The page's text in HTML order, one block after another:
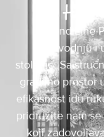
Mond Line
proizvodnju
stolarije. Sa
gradimo prostor
efikasnost idu
pridružite nam
koji